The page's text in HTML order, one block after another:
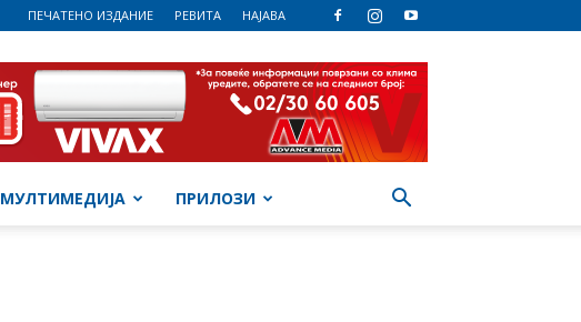
ПЕЧАТЕНО ИЗДАНИЕ РЕВИТА НАЈАВА
МУЛТИМЕДИЈА ПРИЛОЗИ